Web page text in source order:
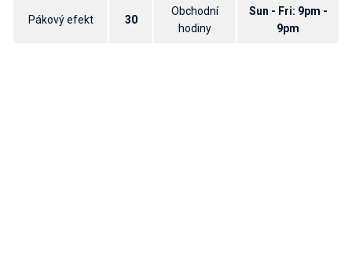
Pákový efekt 30
Obchodní
hodiny
Sun - Fri: 9pm -
9pm